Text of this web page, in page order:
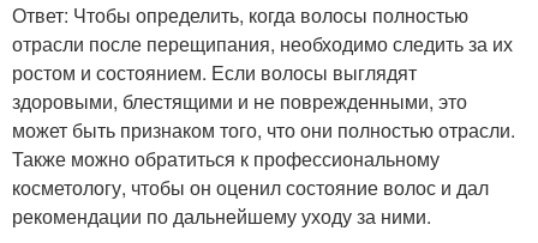
Ответ: Чтобы определить, когда волосы полностью
отрасли после перещипания, необходимо следить за их
ростом и состоянием. Если волосы выглядят
здоровыми, блестящими и не поврежденными, это
может быть признаком того, что они полностью отрасли.
Также можно обратиться к профессиональному
косметологу, чтобы он оценил состояние волос и дал
рекомендации по дальнейшему уходу за ними.